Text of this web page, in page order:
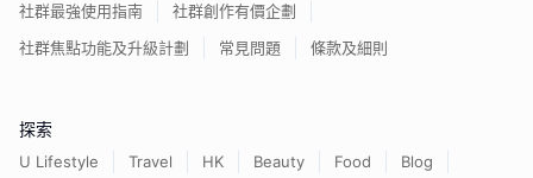
社群最強使用指南
社群創作有價企劃
社群焦點功能及升級計劃
常見問題 條款及細則
探索
U Lifestyle Travel HK Beauty Food
Blog